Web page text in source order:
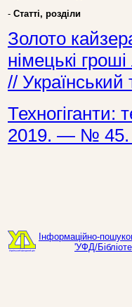
- Статті, розділи
Золото
німецькі
//
2019. — №
Інформаційно-
'УФД/